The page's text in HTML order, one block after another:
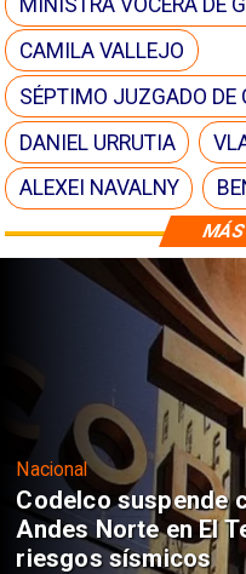
CAMILA VALLEJO
SÉPTIMO JUZGADO DE
DANIEL URRUTIA
ALEXEI NAVALNY
Nacional
Codelco suspende
Andes Norte en El
riesgos sísmicos